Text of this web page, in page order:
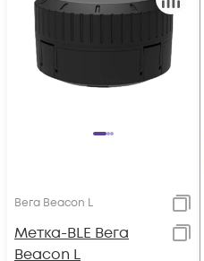
Вега Beacon L
Метка-BLE Вега
Beacon L